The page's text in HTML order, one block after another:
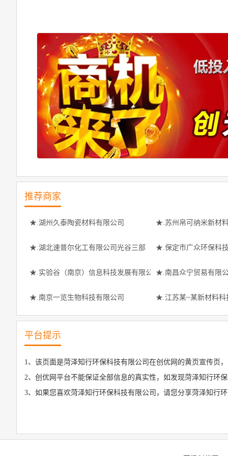
推荐商家
★.湖州久泰陶瓷材料有限公司 ★.苏州帛可纳米新材
★.湖北速普尔化工有限公司光谷三部 ★.保定市广众环保科
★.实验谷（南京）信息科技发展有限公司★.南昌众宁贸易有限
★.南京一览生物科技有限公司 ★.江苏某~某新材料科
平台提示
1、该页面是菏泽知行环保科技有限公司在创优网的黄页宣传页
2、创优网平台不能保证全部信息的真实性，如发现菏泽知行环
3、如果您喜欢菏泽知行环保科技有限公司，请您分享菏泽知行